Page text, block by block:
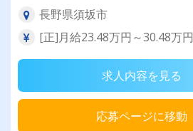
長野県須坂市
[正]月給23.48万円～30.48万円
求人内容を見る
応募ページに移動